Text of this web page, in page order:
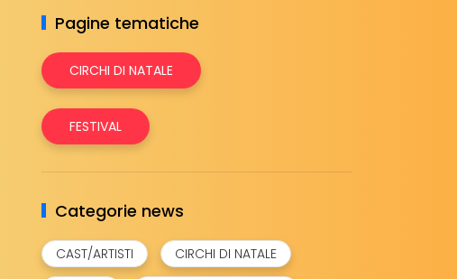
Pagine tematiche
CIRCHI DI NATALE
FESTIVAL
Categorie news
CAST/ARTISTI
CIRCHI DI NATALE